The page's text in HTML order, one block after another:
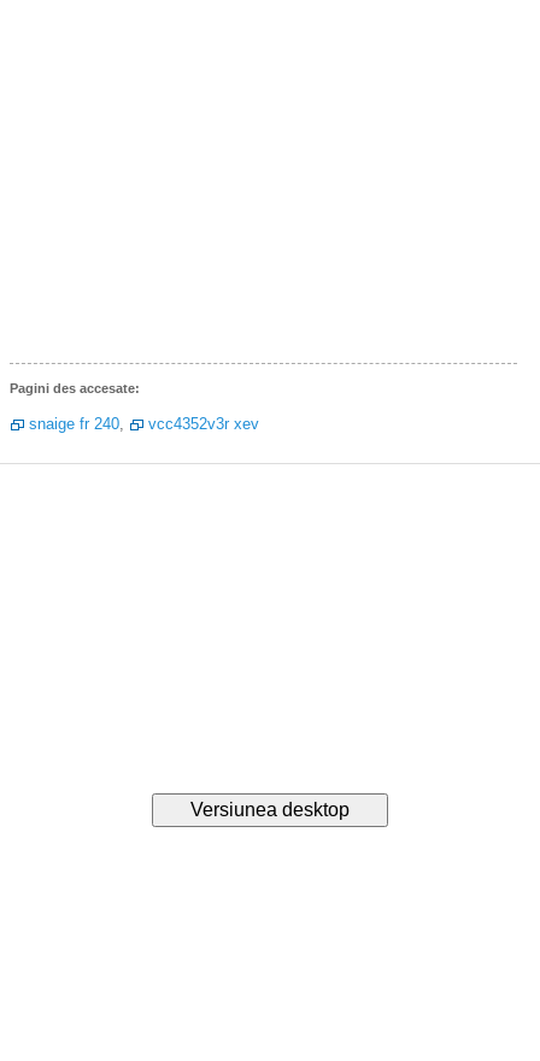
Pagini des accesate:
snaige fr 240, vcc4352v3r xev